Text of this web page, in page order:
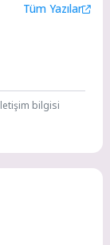
Tüm Yazılar
bilgisi